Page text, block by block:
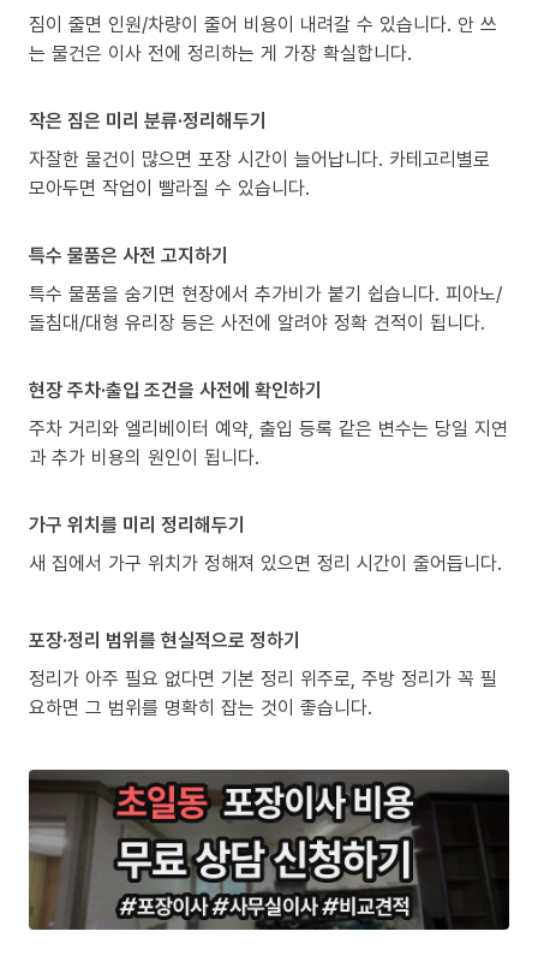
짐이 줄면 인원/차량이 줄어 비용이 내려갈 수 있습니다. 안 쓰
는 물건은 이사 전에 정리하는 게 가장 확실합니다.
작은 짐은 미리 분류·정리해두기
자잘한 물건이 많으면 포장 시간이 늘어납니다. 카테고리별로
모아두면 작업이 빨라질 수 있습니다.
특수 물품은 사전 고지하기
특수 물품을 숨기면 현장에서 추가비가 붙기 쉽습니다. 피아노/
돌침대/대형 유리장 등은 사전에 알려야 정확 견적이 됩니다.
현장 주차·출입 조건을 사전에 확인하기
주차 거리와 엘리베이터 예약, 출입 등록 같은 변수는 당일 지연
과 추가 비용의 원인이 됩니다.
가구 위치를 미리 정리해두기
새 집에서 가구 위치가 정해져 있으면 정리 시간이 줄어듭니다.
포장·정리 범위를 현실적으로 정하기
정리가 아주 필요 없다면 기본 정리 위주로, 주방 정리가 꼭 필
요하면 그 범위를 명확히 잡는 것이 좋습니다.